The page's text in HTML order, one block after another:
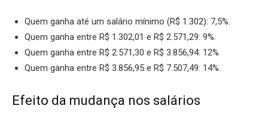
Quem ganha até um salário mínimo (R$ 1.302): 7,5%.
Quem ganha entre R$ 1.302,01 e R$ 2.571,29: 9%.
Quem ganha entre R$ 2.571,30 e R$ 3.856,94: 12%
Quem ganha entre R$ 3.856,95 e R$ 7.507,49: 14%.
Efeito da mudança nos salários